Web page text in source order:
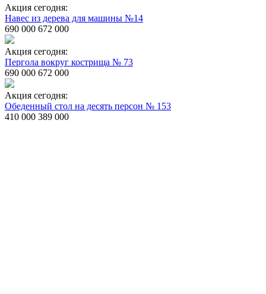
Акция сегодня:
Навес из дерева для машины №14
690 000 672 000
Акция сегодня:
Пергола вокруг кострища № 73
690 000 672 000
Акция сегодня:
Обеденный стол на десять персон № 153
410 000 389 000